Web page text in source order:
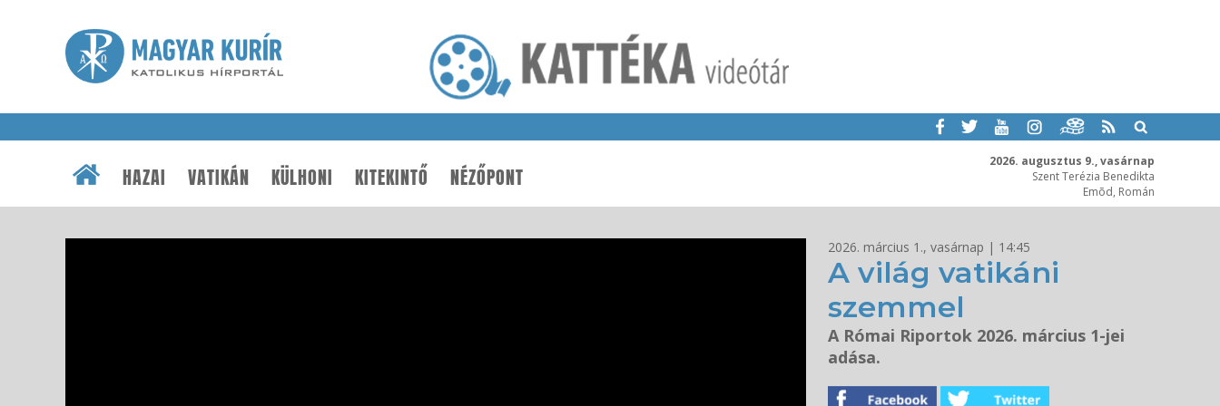
2026. augusztus 9., vasárnap
Szent Terézia Benedikta
Emõd, Román
HAZAI VATIKÁN KÜLHONI KITEKINTŐ NÉZŐPONT
2026. március 1., vasárnap | 14:45
A világ vatikáni
szemmel
A Római Riportok 2026. március 1-jei
adása.